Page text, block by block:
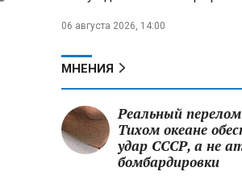
06 августа 2026, 14:00
МНЕНИЯ
Реальный
Тихом океане
удар СССР, а не
бомбардировки